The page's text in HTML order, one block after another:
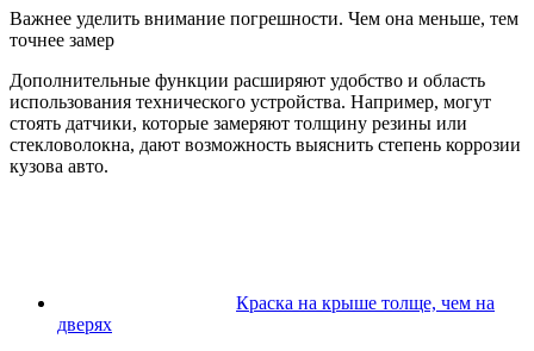
Важнее уделить внимание погрешности. Чем она меньше, тем
точнее замер
Дополнительные функции расширяют удобство и область
использования технического устройства. Например, могут
стоять датчики, которые замеряют толщину резины или
стекловолокна, дают возможность выяснить степень коррозии
кузова авто.
Краска на крыше толще, чем на
дверях